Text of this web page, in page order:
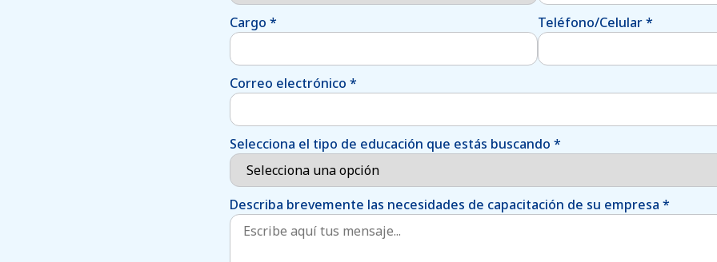
Cargo * Teléfono/Celular*
Correo electrónico *
Selecciona el tipo de educación que estás buscando *
Describa brevemente las necesidades de capacitación de su empresa *